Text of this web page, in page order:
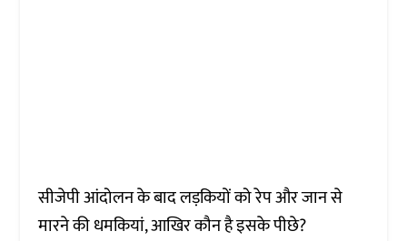
सीजेपी आंदोलन के बाद लड़कियों को रेप और जान से
मारने की धमकियां, आखिर कौन है इसके पीछे?